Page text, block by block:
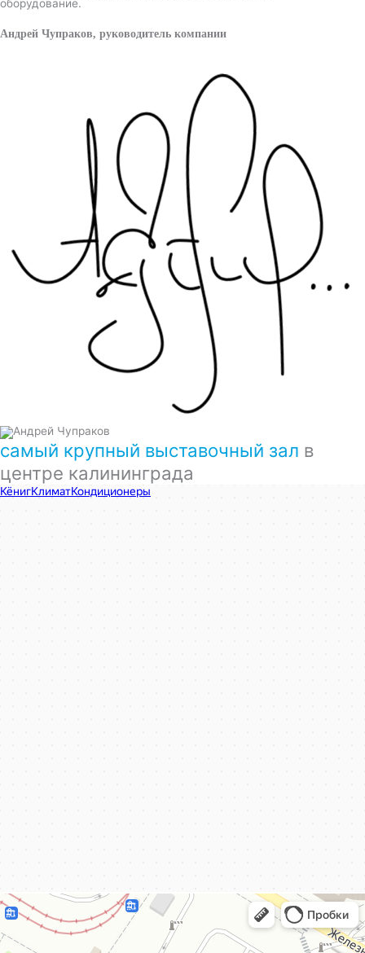
оборудование.
Андрей Чупраков, руководитель компании
самый крупный выставочный зал в
центре калининграда
КёнигКлимат
Кондиционеры в Калининграде
КёнигКлимат
Кондиционеры в Калининграде
Установка кондиционеров в Калининграде